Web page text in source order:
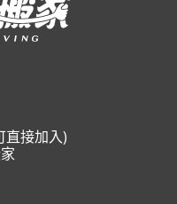
直接加入)